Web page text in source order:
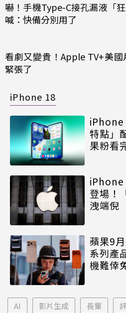
嚇！手機Type-C接孔漏液「
喊：快備分別用了
看劇又變貴！Apple TV+美
緊張了
iPhone 18
iPhone
特點」
果粉看
iPhone
登場！
洩端倪
蘋果9
系列產
機難倖
AI 影片生成 長輩